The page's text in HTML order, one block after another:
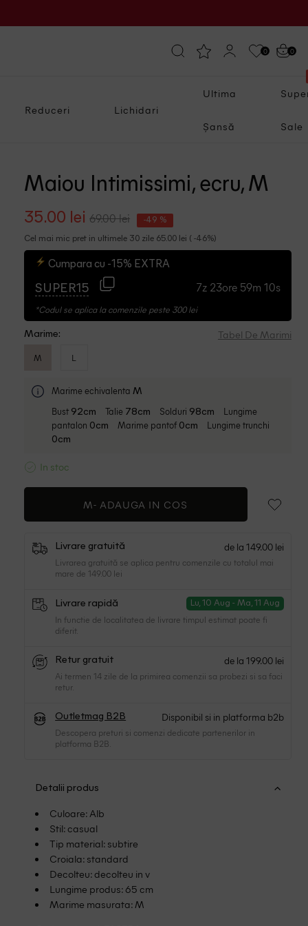
0 0
Reduceri Lichidari
Ultima
Șansă Sale
Maiou Intimissimi, ecru, M
35.00 lei 69.00 lei -49 %
Cel mai mic pret in ultimele 30 zile 65.00 lei ( -46%)
Cumpara cu -15% EXTRA
SUPER15 7z 23ore 59m 9s
*Codul se aplica la comenzile peste 300 lei
Marime: Tabel De Marimi
M L
Marime echivalenta M
Bust 92cm Talie 78cm Solduri 98cm
Lungime
pantalon 0cm Marime pantof 0cm Lungime trunchi
0cm
In stoc
M-ADAUGA IN COS
Livrare gratuită de la 149.00 lei
Livrarea gratuită se aplica pentru comenzile cu totalul mai
mare de 149.00 lei
Livrare rapidă Lu, 10 Aug - Ma, 11 Aug
In functie de localitatea de livrare timpul estimat poate fi
diferit.
Retur gratuit de la 199.00 lei
Ai termen 14 zile de la primirea comenzii sa probezi si sa faci
retur.
Outletmag B2B Disponibil si in platforma b2b
Descopera preturi si comenzi dedicate partenerilor in
platforma B2B.
Detalii produs
Culoare: Alb
Stil: casual
Tip material: subtire
Croiala: standard
Decolteu: decolteu in v
Lungime produs: 65 cm
Marime masurata: M